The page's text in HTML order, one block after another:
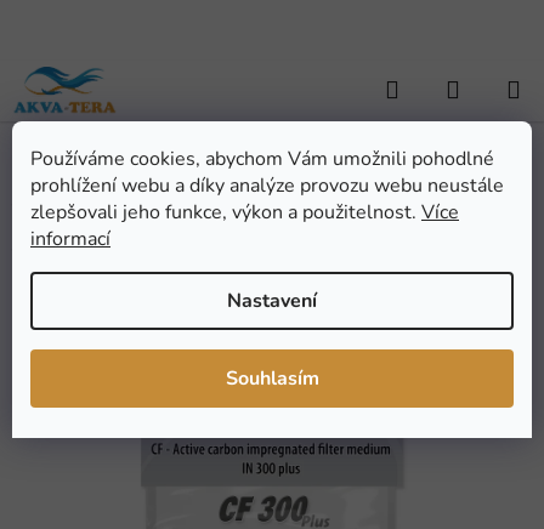
Používáme cookies, abychom Vám umožnili pohodlné
prohlížení webu a díky analýze provozu webu neustále
zlepšovali jeho funkce, výkon a použitelnost. Více
informací
Nastavení
Souhlasím
obsah
Hledat
KOŠÍK
Domů / AKVARISTIKA / Akvarijní technika / Filtry, náplně a přísl.
Filtrační náplně / TETRA Náplň uhlí aktivní Tec IN 300 (4ks)
TETRA Náplň uhlí aktivní
Tec IN 300 (4ks)
hodnocení
0,0
Podrobnosti hodnocení
Značka:Tetra